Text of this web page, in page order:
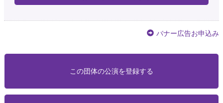
バナー広告お申込み
この団体の公演を登録する